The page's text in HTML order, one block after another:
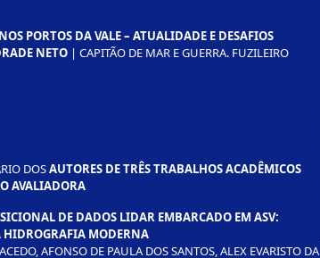
PORTOS DA VALE – ATUALIDADE E DESAFIOS
NETO | CAPITÃO DE MAR E GUERRA. FUZILEIRO
DOSAUTORES DE TRÊS TRABALHOS ACADÊMICOS
AVALIADORA
DE DADOS LIDAR EMBARCADO EM ASV:
HIDROGRAFIA MODERNA
AFONSO DE PAULA DOS SANTOS, ALEX EVARISTO DA